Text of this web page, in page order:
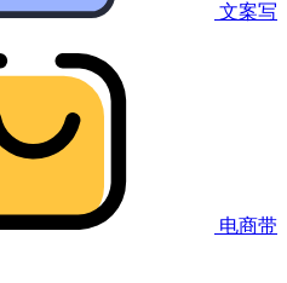
文案写
电商带